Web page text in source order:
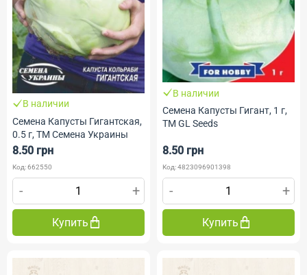
В наличии
Семена Капусты Гигантская,
0.5 г, ТМ Семена Украины
8.50 грн
Код: 662550
- +
Купить
В наличии
Семена Капусты Гигант, 1 г,
ТМ GL Seeds
8.50 грн
Код: 4823096901398
- +
Купить